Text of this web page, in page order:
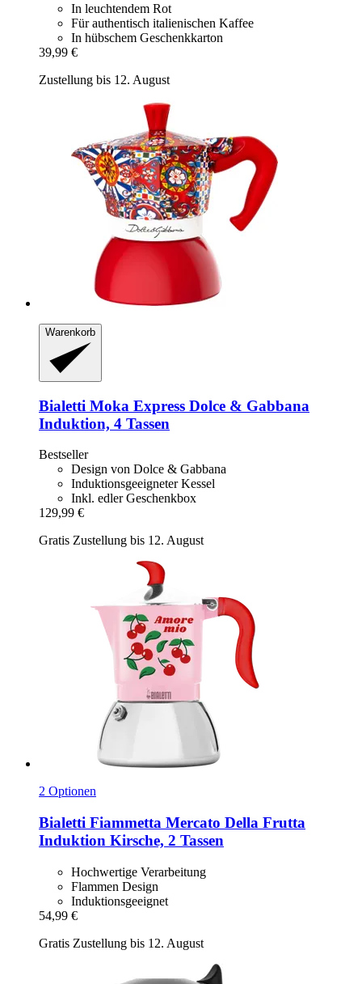
In leuchtendem Rot
Für authentisch italienischen Kaffee
In hübschem Geschenkkarton
39,99 €
Zustellung bis 12. August
Warenkorb
Bialetti Moka Express Dolce & Gabbana
Induktion, 4 Tassen
Bestseller
Design von Dolce & Gabbana
Induktionsgeeigneter Kessel
Inkl. edler Geschenkbox
129,99 €
Gratis Zustellung bis 12. August
2 Optionen
Bialetti Fiammetta Mercato Della Frutta
Induktion Kirsche, 2 Tassen
Hochwertige Verarbeitung
Flammen Design
Induktionsgeeignet
54,99 €
Gratis Zustellung bis 12. August